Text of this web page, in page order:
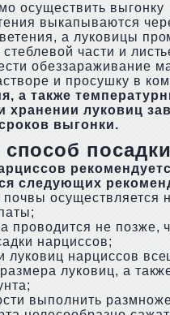
осуществить выгонку
выкапываются
а луковицы
части и
обеззараживание
и просушку в
а также
хранении луковиц
выгонки.
посадки
следующих
осуществляется
проводится не позже,
нарциссов;
луковиц нарциссов
луковиц, а
выполнить